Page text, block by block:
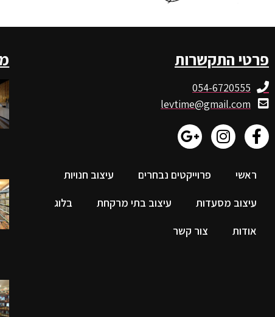
פרטי התקשרות
054-6720555
levtime@gmail.com
ראשי פרוייקטים נבחרים
עיצוב חנויות
עיצוב מסעדות
עיצוב בתי מרקחת
בלוג
אודות
צור קשר